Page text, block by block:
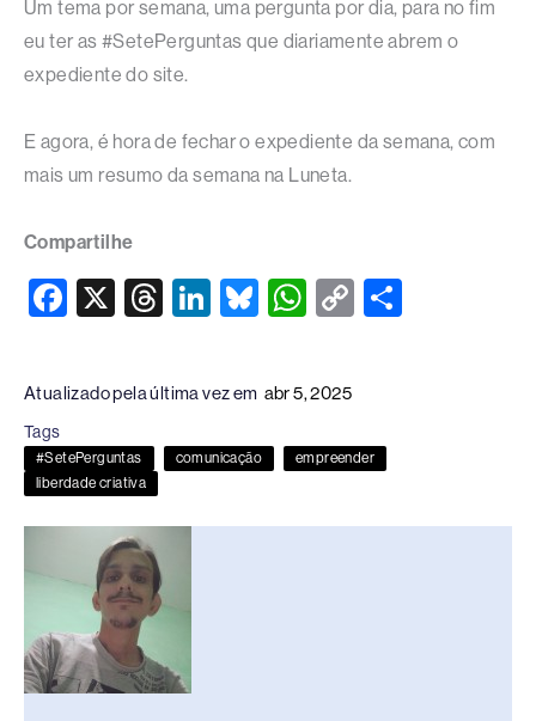
Um tema por semana, uma pergunta por dia, para no fim
eu ter as #SetePerguntas que diariamente abrem o
expediente do site.
E agora, é hora de fechar o expediente da semana, com
mais um resumo da semana na Luneta.
Compartilhe
F
c
e
b
o
o
X
T
e
a
d
Li
e
dI
Bl
e
sk
y
W
at
s
A
p
C
Li
k
Atualizado pela última vez em abr 5, 2025
Tags
#SetePerguntas comunicação
empreender
liberdade criativa